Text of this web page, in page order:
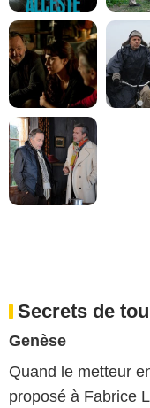
Secrets de
Genèse
Quand le metteur
proposé à Fabrice